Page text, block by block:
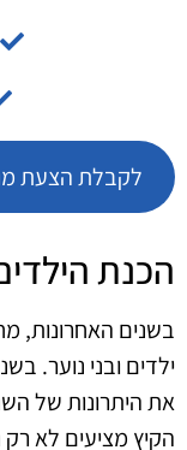
לקבלת הצעת
הכנת
בשנים האחרונות,
את היתרונות של
הקיץ מציעים לא רק